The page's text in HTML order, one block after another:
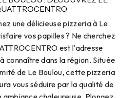
une délicieuse pizzeria à Le
vos papilles ? Ne cherchez
est l'adresse
connaître dans la région. Située
de Le Boulou, cette pizzeria
vous séduire par la qualité de